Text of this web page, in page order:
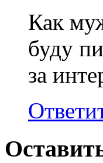
Как
буду
за